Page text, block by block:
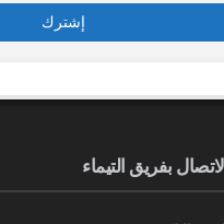
الاتصال بفريق التيماء